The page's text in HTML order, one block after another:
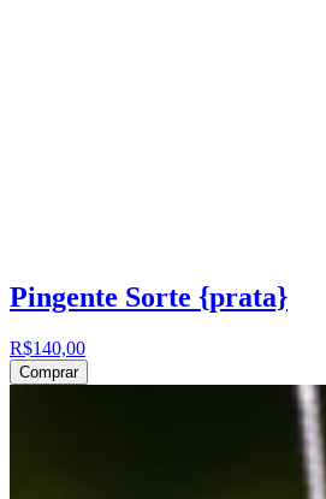
Pingente Sorte {prata}
R$140,00
Comprar